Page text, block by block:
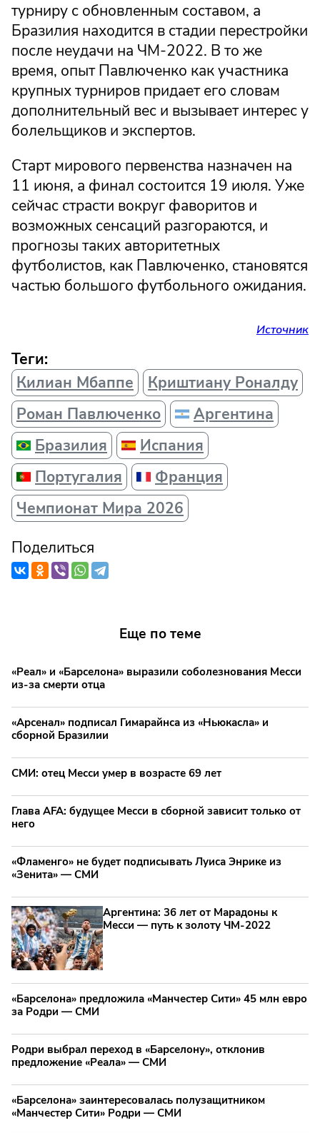
турниру с обновленным составом, а
Бразилия находится в стадии перестройки
после неудачи на ЧМ-2022. В то же
время, опыт Павлюченко как участника
крупных турниров придает его словам
дополнительный вес и вызывает интерес у
болельщиков и экспертов.
Старт мирового первенства назначен на
11 июня, а финал состоится 19 июля. Уже
сейчас страсти вокруг фаворитов и
возможных сенсаций разгораются, и
прогнозы таких авторитетных
футболистов, как Павлюченко, становятся
частью большого футбольного ожидания.
Источник
Теги:
Килиан Мбаппе
Криштиану Роналду
Роман Павлюченко
Аргентина
Бразилия
Испания
Португалия
Франция
Чемпионат Мира 2026
Поделиться
Еще по теме
«Реал» и «Барселона» выразили соболезнования Месси
из-за смерти отца
«Арсенал» подписал Гимарайнса из «Ньюкасла» и
сборной Бразилии
СМИ: отец Месси умер в возрасте 69 лет
Глава AFA: будущее Месси в сборной зависит только от
него
«Фламенго» не будет подписывать Луиса Энрике из
«Зенита» — СМИ
Аргентина: 36 лет от Марадоны к
Месси — путь к золоту ЧМ‑2022
«Барселона» предложила «Манчестер Сити» 45 млн евро
за Родри — СМИ
Родри выбрал переход в «Барселону», отклонив
предложение «Реала» — СМИ
«Барселона» заинтересовалась полузащитником
«Манчестер Сити» Родри — СМИ